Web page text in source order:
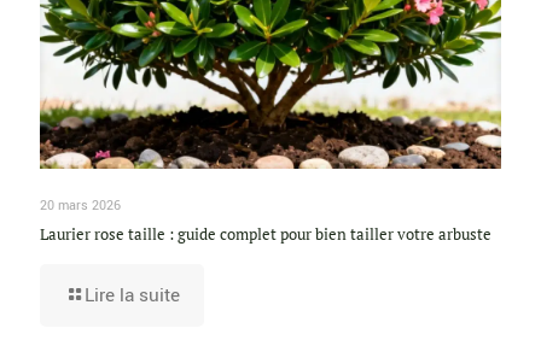
20 mars 2026
Laurier rose taille : guide complet pour bien tailler votre arbuste
Lire la suite